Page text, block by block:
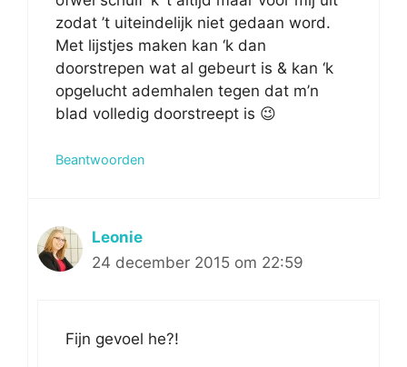
zodat ’t uiteindelijk niet gedaan word.
Met lijstjes maken kan ‘k dan
doorstrepen wat al gebeurt is & kan ‘k
opgelucht ademhalen tegen dat m’n
blad volledig doorstreept is 😉
Beantwoorden
Leonie
24 december 2015 om 22:59
Fijn gevoel he?!